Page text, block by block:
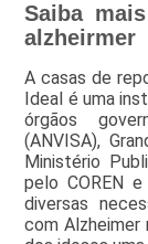
Saiba
alzheirmer
A casas de
Ideal é uma
órgãos
(ANVISA),
Ministério
pelo COREN
diversas
com Alzheimer